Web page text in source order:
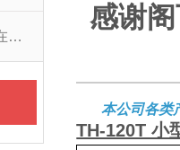
交变湿热麻豆最新网址在线观看
感谢阁
本公司各类
TH-120T 小